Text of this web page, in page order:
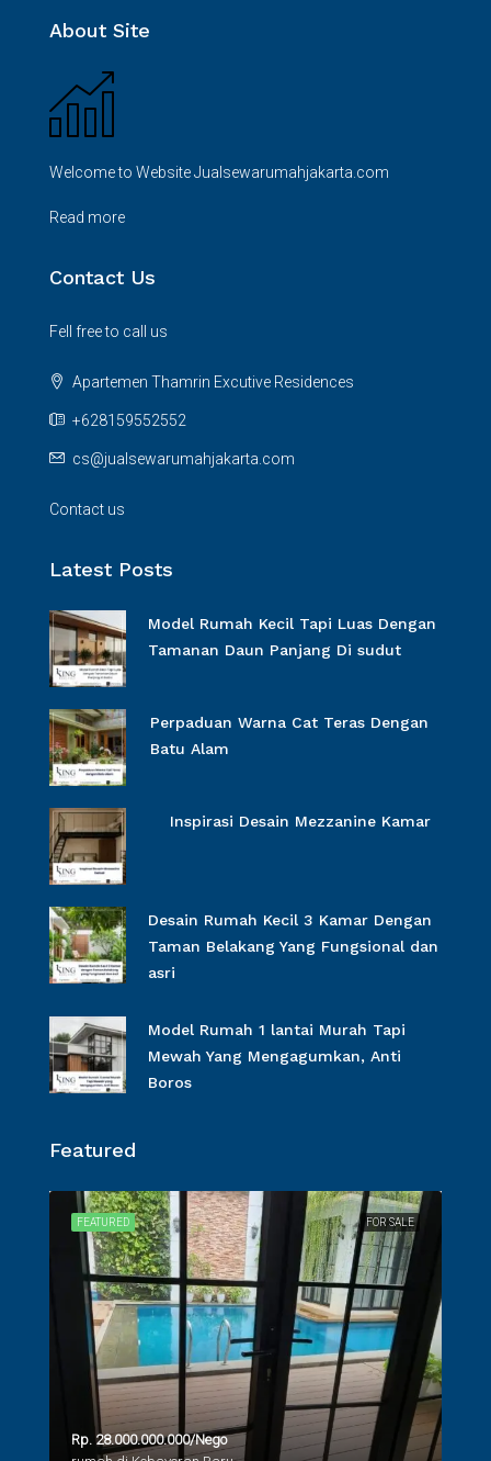
About Site
Welcome to Website Jualsewarumahjakarta.com
Read more
Contact Us
Fell free to call us
Apartemen Thamrin Excutive Residences
+628159552552
cs@jualsewarumahjakarta.com
Contact us
Latest Posts
Model Rumah Kecil Tapi Luas Dengan
Tamanan Daun Panjang Di sudut
Perpaduan Warna Cat Teras Dengan
Batu Alam
Inspirasi Desain Mezzanine Kamar
Desain Rumah Kecil 3 Kamar Dengan
Taman Belakang Yang Fungsional dan
asri
Model Rumah 1 lantai Murah Tapi
Mewah Yang Mengagumkan, Anti
Boros
Featured
FOR SALE
FEATURED
Rp. 28.000.000.000/Nego